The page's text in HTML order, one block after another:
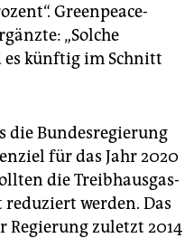
Greenpeace-
„Solche
es künftig im Schnitt
die Bundesregierung
für das Jahr 2020
die Treibhaus­gas-
werden. Das
Regierung zuletzt 2014